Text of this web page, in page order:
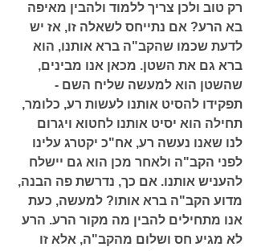
רק טוב ולכן צריך ללמוד ולהבין מאיפה
בא הרע? אם נתייחס לשאלה זו, אז יש
לדעת שכמו שהקב"ה ברא אותנו, הוא
ברא גם את השטן. מכאן אנו מבינים,
שהשטן הוא למעשה שליח השם -
תפקידו להסיט אותנו לעשות רע, כלומר,
תחילה הוא יסיט אותנו לחטוא ויגרום
לנו שאנו נעשה רע, אח"כ יקטרג עלינו
לפני הקב"ה ולאחר מכן הוא גם יישלח
להעניש אותנו. אם כך, נדרשת פה הבנה,
מדוע הקב"ה ברא אותו? למעשה, כעת
אנו מתחילים להבין מה מקור הרע. הרע
לא מגיע חס ושלום מהקב"ה, אלא זו